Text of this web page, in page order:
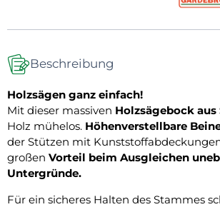
Beschreibung
Holzsägen ganz einfach!
Mit dieser massiven Holzsägebock aus
Holz mühelos. Höhenverstellbare
der Stützen mit
großen Vorteil beim Ausgleichen
Untergründe.
Für ein sicheres Halten des Stammes